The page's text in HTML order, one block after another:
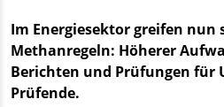
Im Energiesektor greifen nun
Methanregeln: Höherer
Berichten und Prüfungen für
Prüfende.